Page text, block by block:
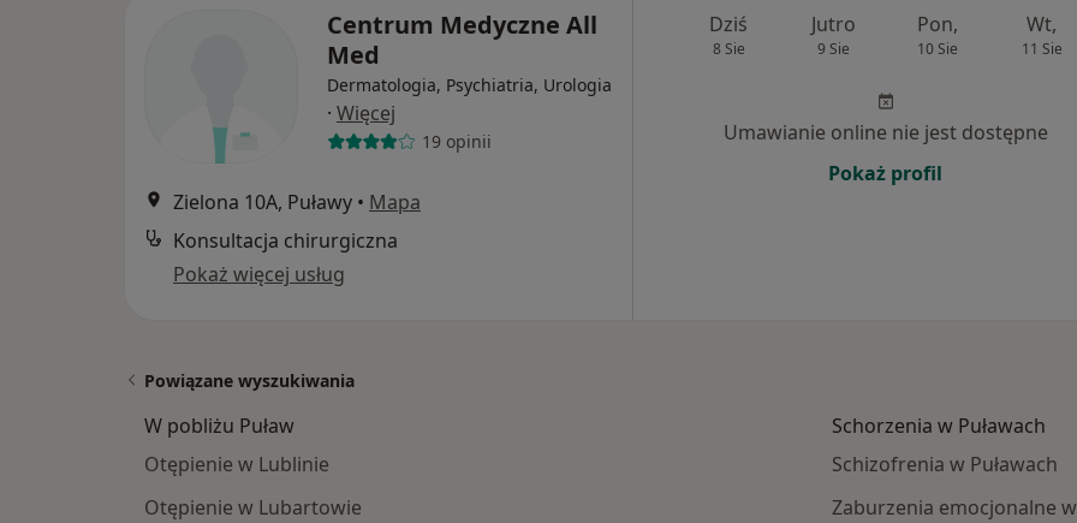
Centrum Medyczne All
Med
Dermatologia, Psychiatria, Urologia
· Więcej
19 opinii
Zielona 10A, Puławy • Mapa
Konsultacja chirurgiczna
Pokaż więcej usług
Dziś
8 Sie
Jutro
9 Sie
Pon,
10 Sie
Wt,
11 Sie
Umawianie online nie jest dostępne
Pokaż profil
Powiązane wyszukiwania
W pobliżu Puław
Otępienie w Lublinie
Otępienie w Lubartowie
Schorzenia w Puławach
Schizofrenia w Puławach
Zaburzenia emocjonalne w